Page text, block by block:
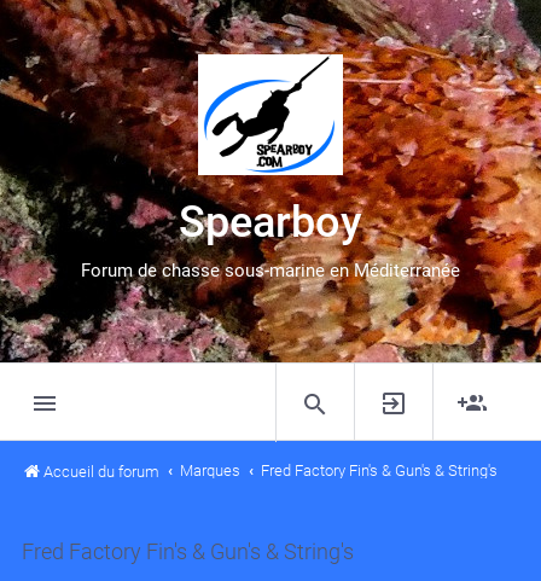
Spearboy
Forum de chasse sous-marine en Méditerranée
Accueil du forum Marques Fred Factory Fin's & Gun's & String's
Fred Factory Fin's & Gun's & String's